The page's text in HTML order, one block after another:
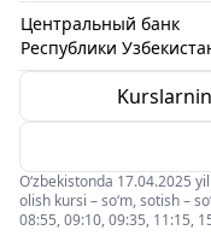
Центральный банк
Республики
O‘zbekistonda 17.04.2025
olish kursi – so‘m, sotish –
08:55, 09:10, 09:35, 11:15,